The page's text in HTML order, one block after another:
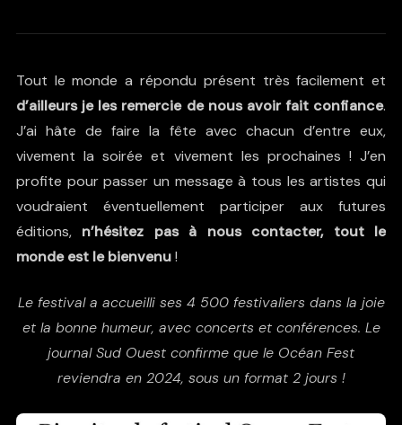
Tout le monde a répondu présent très facilement et
d’ailleurs je les remercie de nous avoir fait confiance.
J’ai hâte de faire la fête avec chacun d’entre eux,
vivement la soirée et vivement les prochaines ! J’en
profite pour passer un message à tous les artistes qui
voudraient éventuellement participer aux futures
éditions, n’hésitez pas à nous contacter, tout le
monde est le bienvenu!
Le festival a accueilli ses 4 500 festivaliers dans la joie
et la bonne humeur, avec concerts et conférences. Le
journal Sud Ouest confirme que le Océan Fest
reviendra en 2024, sous un format 2 jours !